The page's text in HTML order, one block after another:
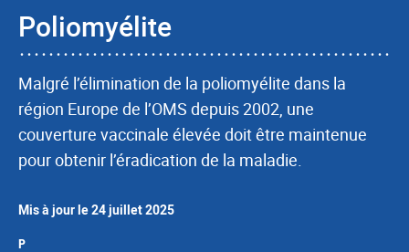
Poliomyélite
Malgré l’élimination de la poliomyélite dans la
région Europe de l’OMS depuis 2002, une
couverture vaccinale élevée doit être maintenue
pour obtenir l’éradication de la maladie.
Mis à jour le 24 juillet 2025
P